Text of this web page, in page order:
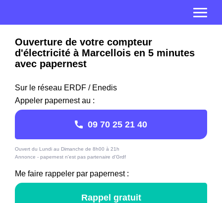
Ouverture de votre compteur
d'électricité à Marcellois en 5 minutes
avec papernest
Sur le réseau ERDF / Enedis
Appeler papernest au :
09 70 25 21 40
Ouvert du Lundi au Dimanche de 8h00 à 21h
Annonce - papernest n'est pas partenaire d'Grdf
Me faire rappeler par papernest :
Rappel gratuit